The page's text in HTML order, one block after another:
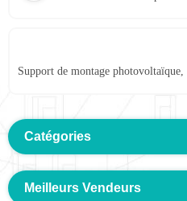
Catégories
Meilleurs Vendeurs